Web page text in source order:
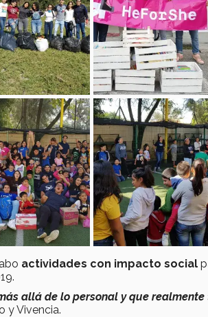
actividades con impacto social
allá de lo personal y que realmente
y Vivencia.